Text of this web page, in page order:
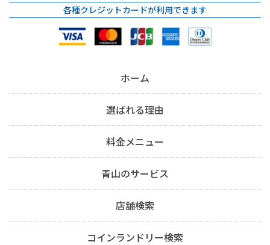
各種クレジットカードが利用できます
ホーム
選ばれる理由
料金メニュー
青山のサービス
店舗検索
コインランドリー検索